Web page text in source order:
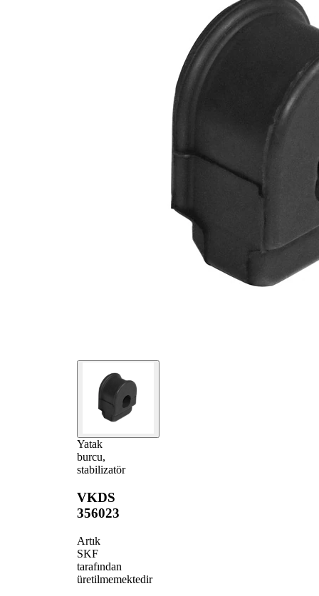
Yatak
burcu,
stabilizatör
VKDS
356023
Artık
SKF
tarafından
üretilmemektedir